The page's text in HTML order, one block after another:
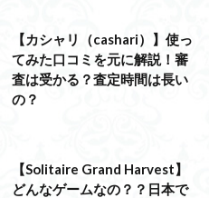
【カシャリ（cashari）】使っ
てみた口コミを元に解説！審
査は受かる？査定時間は長い
の？
【Solitaire Grand Harvest】
どんなゲームなの？？日本で